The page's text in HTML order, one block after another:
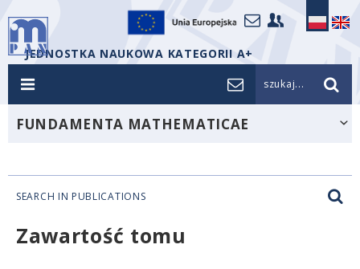
JEDNOSTKA NAUKOWA KATEGORII A+
szukaj...
FUNDAMENTA MATHEMATICAE
SEARCH IN PUBLICATIONS
Zawartość tomu